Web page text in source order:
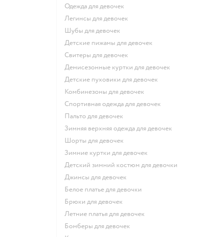
Одежда для девочек
Легинсы для девочек
Шубы для девочек
Детские пижамы для девочек
Свитеры для девочек
Демисезонные куртки для девочек
Детские пуховики для девочек
Комбинезоны для девочек
Спортивная одежда для девочек
Пальто для девочек
Зимняя верхняя одежда для девочек
Шорты для девочек
Зимние куртки для девочек
Детский зимний костюм для девочки
Джинсы для девочек
Белое платье для девочки
Брюки для девочек
Летние платья для девочек
Бомберы для девочек